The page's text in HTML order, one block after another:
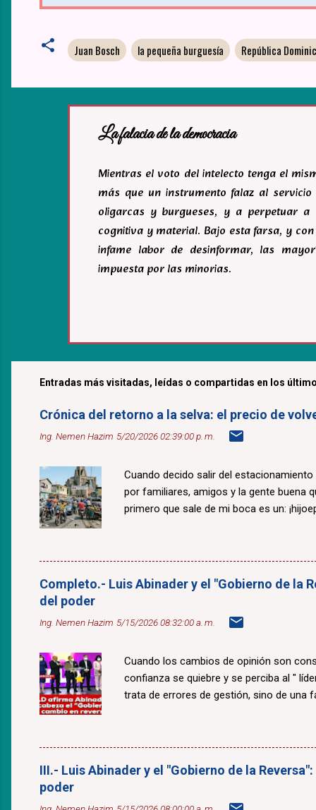
Juan Bosch la pequeña burguesía República
La falacia de la democracia
Mientras el voto del intelecto tenga el
más que un instrumento falaz al
oligarcas y burgueses, y a perpetuar
cognitiva y material. Bajo esta farsa, y
infame labor de desinformar, las
impuesta por las minorias.
Entradas más visitadas, leídas o compartidas en los
Crónica del retorno a la selva: el precio de
Ing. Nemen Hazim 5/20/2026 02:39:00 p. m.
Cuando decido salir del
por familiares, amigos y la gente buena
primero que sale de mi boca es un:
Completo.- Luis Abinader y el "Gobierno de la
del poder
Ing. Nemen Hazim 5/15/2026 08:32:00 a. m.
Cuando los cambios de opinión son
confianza se quiebre y se perciba al "
trata de errores de gestión, sino de una
III.- Luis Abinader y el "Gobierno de la
poder